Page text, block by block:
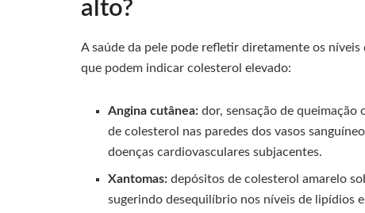
alto?
A saúde da pele pode refletir diretamente os
que podem indicar colesterol elevado:
Angina cutânea: dor, sensação de
de colesterol nas paredes dos vasos
doenças cardiovasculares subjacentes.
Xantomas: depósitos de colesterol amarelo
sugerindo desequilíbrio nos níveis de lipídios